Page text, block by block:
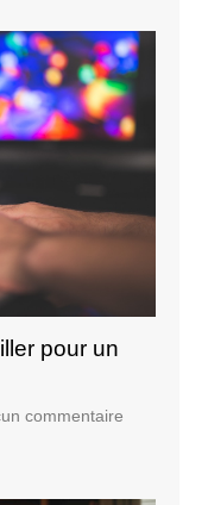
Tunisie
pour un
commentairesur
essentiels